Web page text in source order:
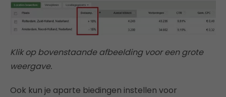
Klik op bovenstaande afbeelding voor een grote
weergave.
Ook kun je aparte biedingen instellen voor